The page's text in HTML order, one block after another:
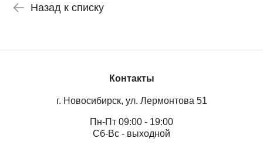
Назад к списку
Контакты
г. Новосибирск, ул. Лермонтова 51
Пн-Пт 09:00 - 19:00
Сб-Вс - выходной